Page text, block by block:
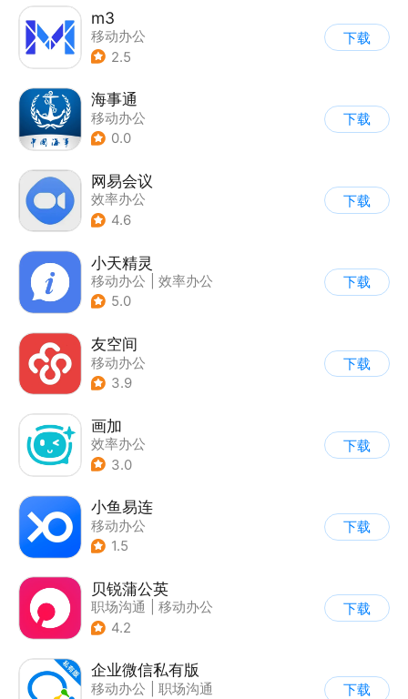
m3
移动办公
2.5
下载
海事通
移动办公
0.0
下载
网易会议
效率办公
4.6
下载
小天精灵
移动办公
效率办公
5.0
下载
友空间
移动办公
3.9
下载
画加
效率办公
3.0
下载
小鱼易连
移动办公
1.5
下载
贝锐蒲公英
职场沟通
移动办公
4.2
下载
企业微信私有版
移动办公
职场沟通
下载